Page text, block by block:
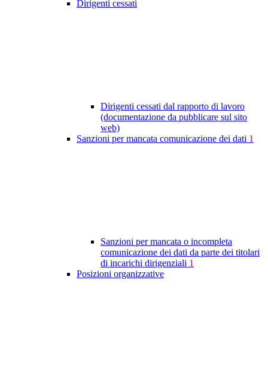
Dirigenti cessati
Dirigenti cessati dal rapporto di lavoro
(documentazione da pubblicare sul sito
web)
Sanzioni per mancata comunicazione dei dati 1
Sanzioni per mancata o incompleta
comunicazione dei dati da parte dei titolari
di incarichi dirigenziali 1
Posizioni organizzative